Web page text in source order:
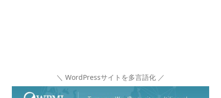
＼ WordPressサイトを多言語化 ／